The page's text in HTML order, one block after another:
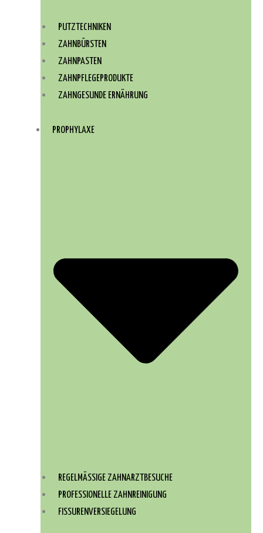
PUTZTECHNIKEN
ZAHNBÜRSTEN
ZAHNPASTEN
ZAHNPFLEGEPRODUKTE
ZAHNGESUNDE ERNÄHRUNG
PROPHYLAXE
REGELMÄSSIGE ZAHNARZTBESUCHE
PROFESSIONELLE ZAHNREINIGUNG
FISSURENVERSIEGELUNG